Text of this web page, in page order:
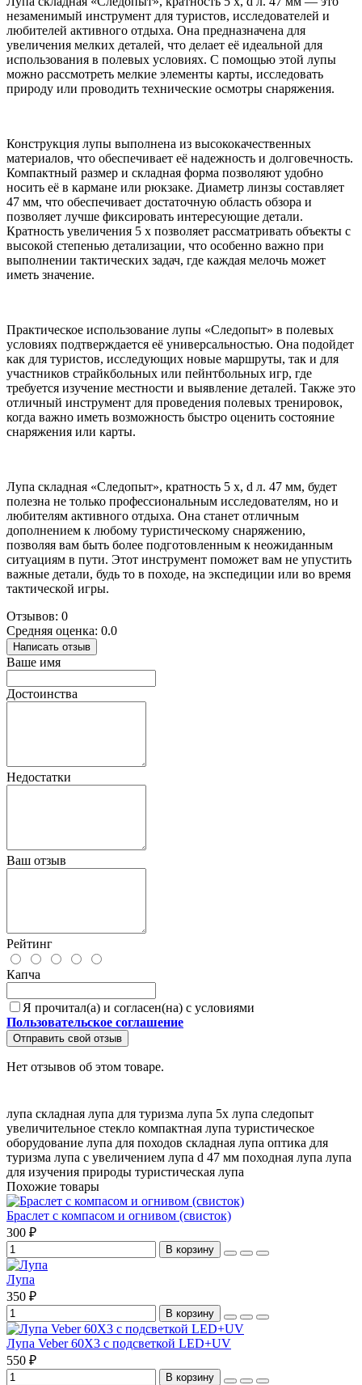
незаменимый инструмент для туристов, исследователей и
любителей активного отдыха. Она предназначена для
увеличения мелких деталей, что делает её идеальной для
использования в полевых условиях. С помощью этой лупы
можно рассмотреть мелкие элементы карты, исследовать
природу или проводить технические осмотры снаряжения.
Конструкция лупы выполнена из высококачественных
материалов, что обеспечивает её надежность и долговечность.
Компактный размер и складная форма позволяют удобно
носить её в кармане или рюкзаке. Диаметр линзы составляет
47 мм, что обеспечивает достаточную область обзора и
позволяет лучше фиксировать интересующие детали.
Кратность увеличения 5 х позволяет рассматривать объекты с
высокой степенью детализации, что особенно важно при
выполнении тактических задач, где каждая мелочь может
иметь значение.
Практическое использование лупы «Следопыт» в полевых
условиях подтверждается её универсальностью. Она подойдет
как для туристов, исследующих новые маршруты, так и для
участников страйкбольных или пейнтбольных игр, где
требуется изучение местности и выявление деталей. Также это
отличный инструмент для проведения полевых тренировок,
когда важно иметь возможность быстро оценить состояние
снаряжения или карты.
Лупа складная «Следопыт», кратность 5 х, d л. 47 мм, будет
полезна не только профессиональным исследователям, но и
любителям активного отдыха. Она станет отличным
дополнением к любому туристическому снаряжению,
позволяя вам быть более подготовленным к неожиданным
ситуациям в пути. Этот инструмент поможет вам не упустить
важные детали, будь то в походе, на экспедиции или во время
тактической игры.
Отзывов: 0
Средняя оценка: 0.0
Написать отзыв
Ваше имя
Достоинства
Недостатки
Ваш отзыв
Рейтинг
Капча
Я прочитал(а) и согласен(на) с условиями
Пользовательское соглашение
Отправить свой отзыв
Нет отзывов об этом товаре.
лупа складная лупа для туризма лупа 5x лупа следопыт
увеличительное стекло компактная лупа туристическое
оборудование лупа для походов складная лупа оптика для
туризма лупа с увеличением лупа d 47 мм походная лупа лупа
для изучения природы туристическая лупа
Похожие товары
Браслет с компасом и огнивом (свисток)
300 ₽
В корзину
Лупа
350 ₽
В корзину
Лупа Veber 60Х3 с подсветкой LED+UV
550 ₽
В корзину